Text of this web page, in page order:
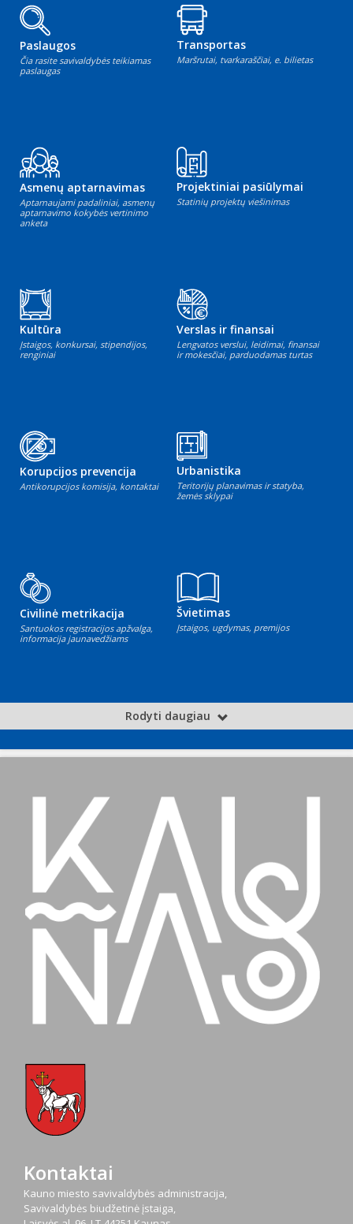
Paslaugos
Čia rasite savivaldybės teikiamas
paslaugas
Transportas
Maršrutai, tvarkaraščiai, e. bilietas
Asmenų aptarnavimas
Aptarnaujami padaliniai, asmenų
aptarnavimo kokybės vertinimo
anketa
Projektiniai pasiūlymai
Statinių projektų viešinimas
Kultūra
Įstaigos, konkursai, stipendijos,
renginiai
Verslas ir finansai
Lengvatos verslui, leidimai, finansai
ir mokesčiai, parduodamas turtas
Korupcijos prevencija
Antikorupcijos komisija, kontaktai
Urbanistika
Teritorijų planavimas ir statyba,
žemės sklypai
Civilinė metrikacija
Santuokos registracijos apžvalga,
informacija jaunavedžiams
Švietimas
Įstaigos, ugdymas, premijos
Rodyti daugiau
Kontaktai
Kauno miesto savivaldybės administracija,
Savivaldybės biudžetinė įstaiga,